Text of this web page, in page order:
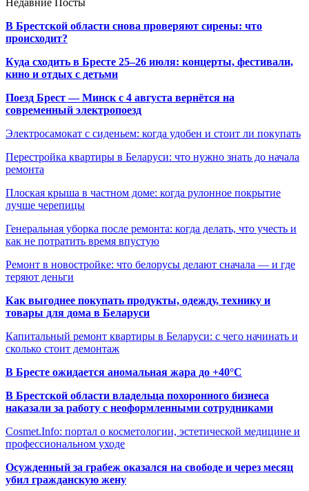
В Брестской области снова проверяют сирены: что
происходит?
Куда сходить в Бресте 25–26 июля: концерты, фестивали,
кино и отдых с детьми
Поезд Брест — Минск с 4 августа вернётся на
современный электропоезд
Электросамокат с сиденьем: когда удобен и стоит ли покупать
Перестройка квартиры в Беларуси: что нужно знать до начала
ремонта
Плоская крыша в частном доме: когда рулонное покрытие
лучше черепицы
Генеральная уборка после ремонта: когда делать, что учесть и
как не потратить время впустую
Ремонт в новостройке: что белорусы делают сначала — и где
теряют деньги
Как выгоднее покупать продукты, одежду, технику и
товары для дома в Беларуси
Капитальный ремонт квартиры в Беларуси: с чего начинать и
сколько стоит демонтаж
В Бресте ожидается аномальная жара до +40°C
В Брестской области владельца похоронного бизнеса
наказали за работу с неоформленными сотрудниками
Cosmet.Info: портал о косметологии, эстетической медицине и
профессиональном уходе
Осужденный за грабеж оказался на свободе и через месяц
убил гражданскую жену